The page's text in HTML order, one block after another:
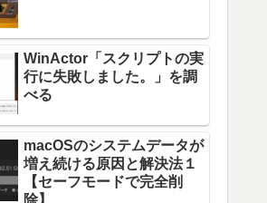
WinActor「スクリプトの実
行に失敗しました。」を調
べる
macOSのシステムデータが
増え続ける原因と解決法１
【セーフモードで完全削
除】